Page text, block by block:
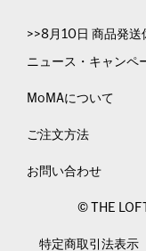
>>8月10日 商品発送
ニュース・キャンペ
MoMAについて
ご注文方法
お問い合わせ
© THE
特定商取引法表示